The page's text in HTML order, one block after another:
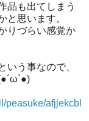
品も出てしまう
と思います。
りづらい感覚か
いう事なので、
peasuke/afjjekcbl